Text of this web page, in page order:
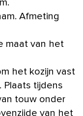
Afmeting
maat van het
het kozijn vast
Plaats tijdens
touw onder
van het